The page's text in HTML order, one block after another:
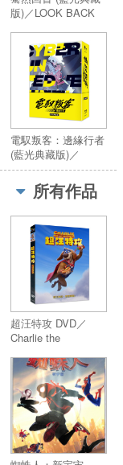
版)／LOOK BACK
電馭叛客：邊緣行者
(藍光典藏版)／
Cyberpunk:
Edgerunners
所有作品
超汪特攻 DVD／
Charlie the